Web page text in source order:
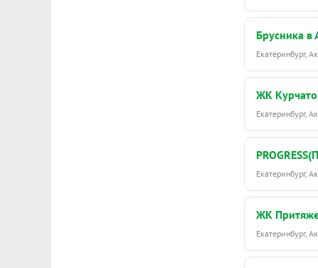
Брусника в
Екатеринбург,
ЖК
Екатеринбург,
Екатеринбург,
ЖК
Екатеринбург,